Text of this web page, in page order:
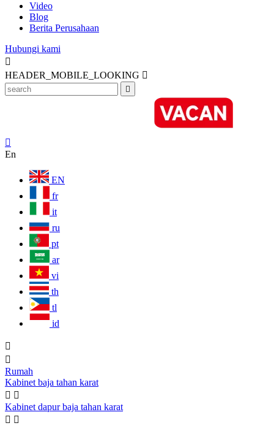
Video
Blog
Berita Perusahaan
Hubungi kami

HEADER_MOBILE_LOOKING 


En
EN
fr
it
ru
pt
ar
vi
th
tl
id


Rumah
Kabinet baja tahan karat
 
Kabinet dapur baja tahan karat
 